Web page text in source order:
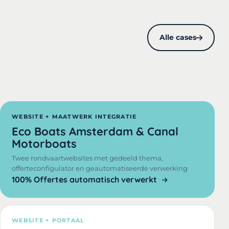
Alle cases
WEBSITE + MAATWERK INTEGRATIE
Eco Boats Amsterdam & Canal
Motorboats
Twee rondvaartwebsites met gedeeld thema,
offerteconfigulator en geautomatiseerde verwerking
100% Offertes automatisch verwerkt
WEBSITE + PORTAAL